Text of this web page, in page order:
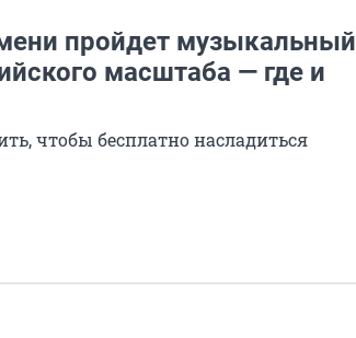
пройдет музыкальный
масштаба — где и
чтобы бесплатно насладиться